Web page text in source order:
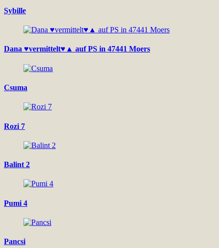
Sybille
Dana ♥vermittelt♥▲ auf PS in 47441 Moers
Csuma
Rozi 7
Balint 2
Pumi 4
Pancsi